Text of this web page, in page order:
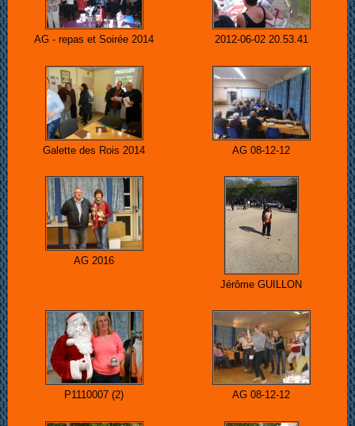
AG - repas et Soirée 2014 2012-06-02 20.53.41
Galette des Rois 2014 AG 08-12-12
AG 2016
Jérôme GUILLON
P1110007 (2) AG 08-12-12